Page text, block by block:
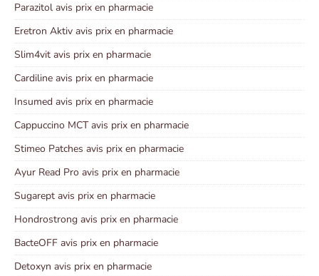
Parazitol avis prix en pharmacie
Eretron Aktiv avis prix en pharmacie
Slim4vit avis prix en pharmacie
Cardiline avis prix en pharmacie
Insumed avis prix en pharmacie
Cappuccino MCT avis prix en pharmacie
Stimeo Patches avis prix en pharmacie
Ayur Read Pro avis prix en pharmacie
Sugarept avis prix en pharmacie
Hondrostrong avis prix en pharmacie
BacteOFF avis prix en pharmacie
Detoxyn avis prix en pharmacie